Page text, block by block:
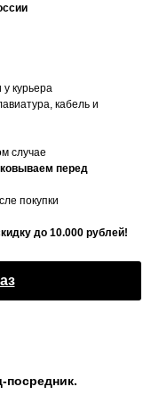
у курьера
кабель и
случае
перед
покупки
до 10.000 рублей!
посредник.